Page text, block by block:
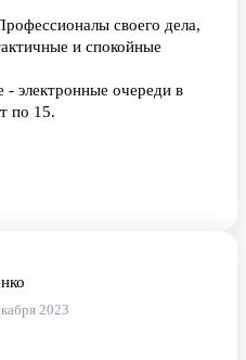
своего дела,
и спокойные
- электронные очереди в
по 15.
2023